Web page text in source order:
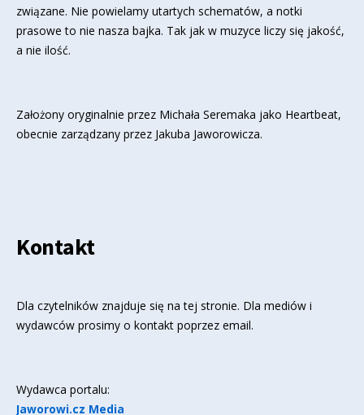
związane. Nie powielamy utartych schematów, a notki
prasowe to nie nasza bajka. Tak jak w muzyce liczy się jakość,
a nie ilość.
Założony oryginalnie przez Michała Seremaka jako Heartbeat,
obecnie zarządzany przez Jakuba Jaworowicza.
Kontakt
Dla czytelników znajduje się na tej stronie. Dla mediów i
wydawców prosimy o kontakt poprzez email.
Wydawca portalu:
Jaworowi.cz Media